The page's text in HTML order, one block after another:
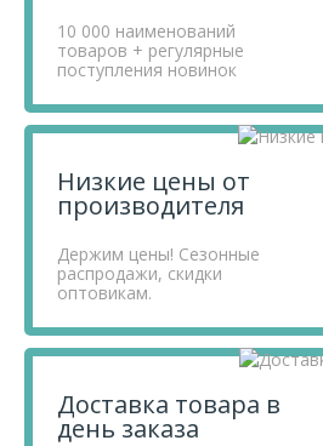
10 000 наименований
товаров + регулярные
поступления новинок
Низкие цены от
производителя
Держим цены! Сезонные
распродажи, скидки
оптовикам.
Доставка товара в
день заказа